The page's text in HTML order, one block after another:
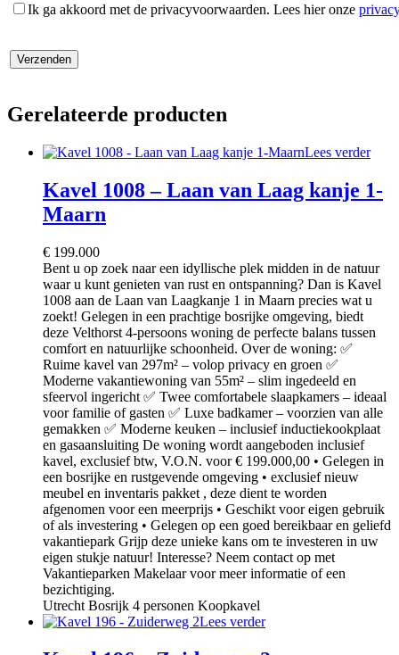
Ik ga akkoord met de privacyvoorwaarden. Lees hier onze
Gerelateerde producten
Lees verder
Kavel 1008 – Laan van Laag kanje 1-
Maarn
€ 199.000
Bent u op zoek naar een idyllische plek midden in de natuur
waar u kunt genieten van rust en ontspanning? Dan is Kavel
1008 aan de Laan van Laagkanje 1 in Maarn precies wat u
zoekt! Gelegen in een prachtige bosrijke omgeving, biedt
deze Velthorst 4-persoons woning de perfecte balans tussen
comfort en natuurlijke schoonheid. Over de woning: ✅
Ruime kavel van 297m² – volop privacy en groen ✅
Moderne vakantiewoning van 55m² – slim ingedeeld en
sfeervol ingericht ✅ Twee comfortabele slaapkamers – ideaal
voor familie of gasten ✅ Luxe badkamer – voorzien van alle
gemakken ✅ Moderne keuken – inclusief inductiekookplaat
en gasaansluiting De woning wordt aangeboden inclusief
kavel, exclusief btw, V.O.N. voor € 199.000,00 • Gelegen in
een bosrijke en rustgevende omgeving • exclusief nieuw
meubel en inventaris pakket , deze dient te worden
afgenomen voor een meerprijs • Geschikt voor eigen gebruik
of als investering • Gelegen op een goed bereikbaar en geliefd
vakantiepark Grijp deze unieke kans om te investeren in uw
eigen stukje natuur! Interesse? Neem contact op met
Vakantieparken Makelaar voor meer informatie of een
bezichtiging.
Utrecht Bosrijk 4 personen Koopkavel
Lees verder